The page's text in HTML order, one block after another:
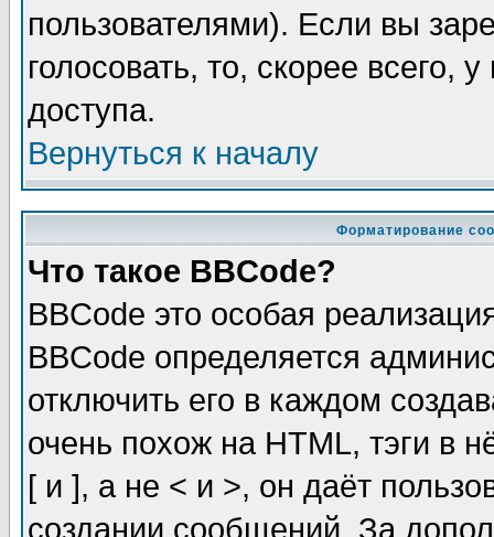
пользователями). Если вы
голосовать, то, скорее всего,
доступа.
Вернуться к началу
Форматирование
Что такое BBCode?
BBCode это особая
BBCode определяется
отключить его в каждом
очень похож на HTML, тэги в
[ и ], а не < и >, он даёт
создании сообщений. За